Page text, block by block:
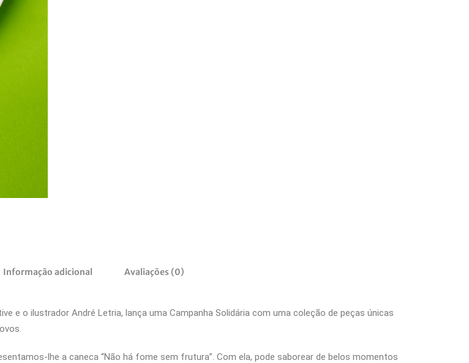
Informação adicional Avaliações (0)
e o ilustrador André Letria, lança uma Campanha Solidária com uma coleção de peças únicas
lhe a caneca “Não há fome sem frutura”. Com ela, pode saborear de belos momentos